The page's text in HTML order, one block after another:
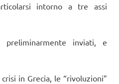
intorno a tre assi
inviati, e
in Grecia, le “rivoluzioni”